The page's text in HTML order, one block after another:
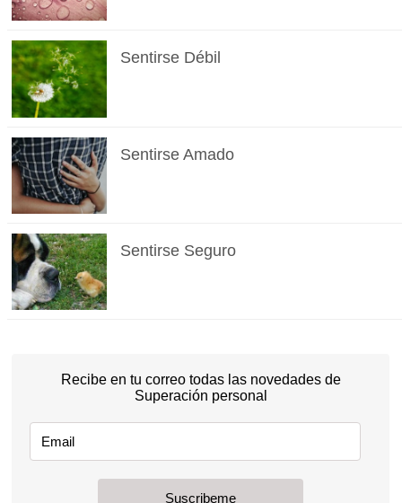
Sentirse Débil
Sentirse Amado
Sentirse Seguro